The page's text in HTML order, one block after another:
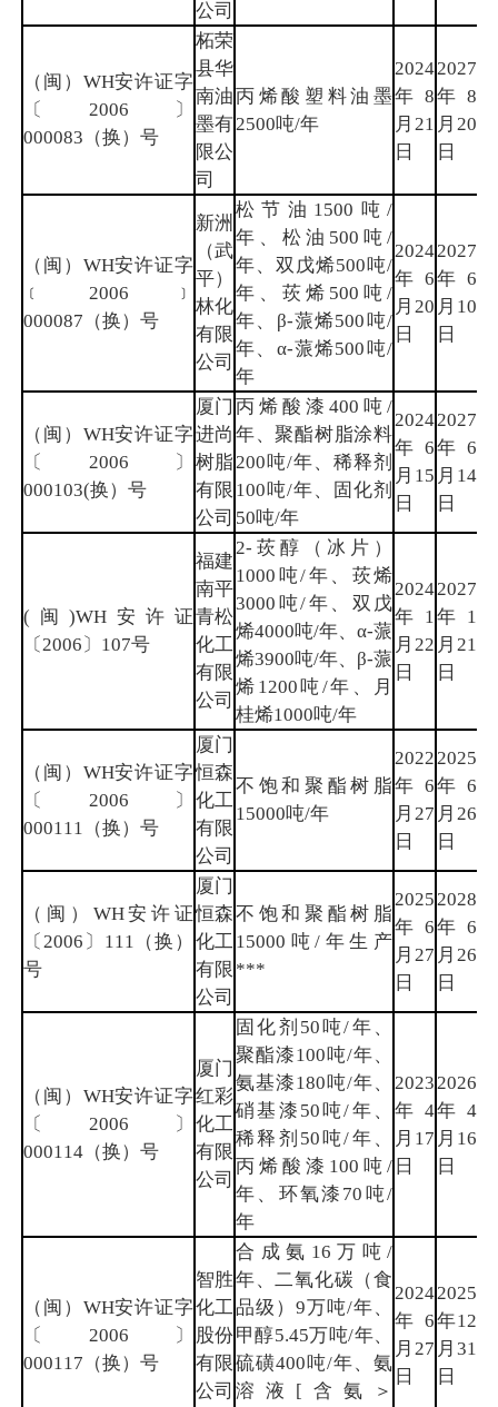
公司
（闽）WH安许证字
〔2006〕
000083（换）号
柘荣
县华
南油
墨有
限公
司
丙烯酸塑料油墨
2500吨/年
2024
年8
月21
日
2027
年8
月20
日
（闽）WH安许证字
﹝2006﹞
000087（换）号
新洲
（武
平）
林化
有限
公司
松节油1500吨/
年、松油500吨/
年、双戊烯500吨/
年、莰烯500吨/
年、β-蒎烯500吨/
年、α-蒎烯500吨/
年
2024
年6
月20
日
2027
年6
月10
日
（闽）WH安许证字
〔2006〕
000103(换）号
厦门
进尚
树脂
有限
公司
丙烯酸漆400吨/
年、聚酯树脂涂料
200吨/年、稀释剂
100吨/年、固化剂
50吨/年
2024
年6
月15
日
2027
年6
月14
日
(闽)WH安许证
〔2006〕107号
福建
南平
青松
化工
有限
公司
2-莰醇（冰片）
1000吨/年、莰烯
3000吨/年、双戊
烯4000吨/年、α-蒎
烯3900吨/年、β-蒎
烯1200吨/年、月
桂烯1000吨/年
2024
年1
月22
日
2027
年1
月21
日
（闽）WH安许证字
〔2006〕
000111（换）号
厦门
恒森
化工
有限
公司
不饱和聚酯树脂
15000吨/年
2022
年6
月27
日
2025
年6
月26
日
（闽）WH安许证
〔2006〕111（换）
号
厦门
恒森
化工
有限
公司
不饱和聚酯树脂
15000吨/年生产
***
2025
年6
月27
日
2028
年6
月26
日
（闽）WH安许证字
〔2006〕
000114（换）号
厦门
红彩
化工
有限
公司
固化剂50吨/年、
聚酯漆100吨/年、
氨基漆180吨/年、
硝基漆50吨/年、
稀释剂50吨/年、
丙烯酸漆100吨/
年、环氧漆70吨/
年
2023
年4
月17
日
2026
年4
月16
日
（闽）WH安许证字
〔2006〕
000117（换）号
智胜
化工
股份
有限
公司
合成氨16万吨/
年、二氧化碳（食
品级）9万吨/年、
甲醇5.45万吨/年、
硫磺400吨/年、氨
溶液[含氨＞
2024
年6
月27
日
2025
年12
月31
日